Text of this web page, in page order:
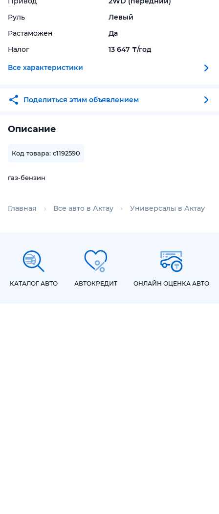
Руль
Левый
Растаможен
Да
Налог
13 647 ₸/год
Все характеристики
Поделиться этим объявлением
Описание
Код товара: c1192590
газ-бензин
Главная Все авто в Актау Универсалы в Актау
КАТАЛОГ АВТО АВТОКРЕДИТ ОНЛАЙН ОЦЕНКА АВТО